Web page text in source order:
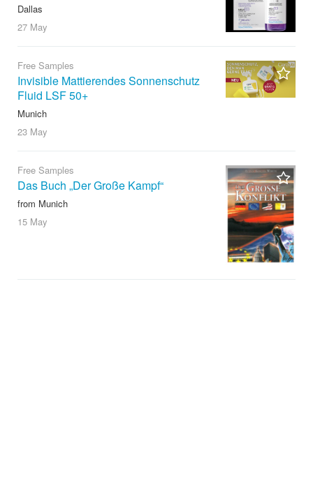
Dallas
27 May
Free Samples
Invisible Mattierendes Sonnenschutz
Fluid LSF 50+
Munich
23 May
Free Samples
Das Buch „Der Große Kampf“
from Munich
15 May